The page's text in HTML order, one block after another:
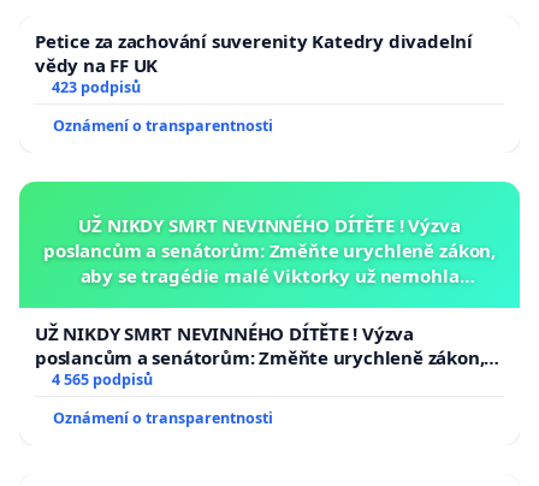
Petice za zachování suverenity Katedry divadelní
vědy na FF UK
423 podpisů
Oznámení o transparentnosti
UŽ NIKDY SMRT NEVINNÉHO DÍTĚTE ! Výzva
poslancům a senátorům: Změňte urychleně zákon,
aby se tragédie malé Viktorky už nemohla
UŽ NIKDY SMRT NEVINNÉHO DÍTĚTE ! Výzva
poslancům a senátorům: Změňte urychleně zákon,
aby se tragédie malé Viktorky už nemohla opakovat!
4 565 podpisů
Oznámení o transparentnosti